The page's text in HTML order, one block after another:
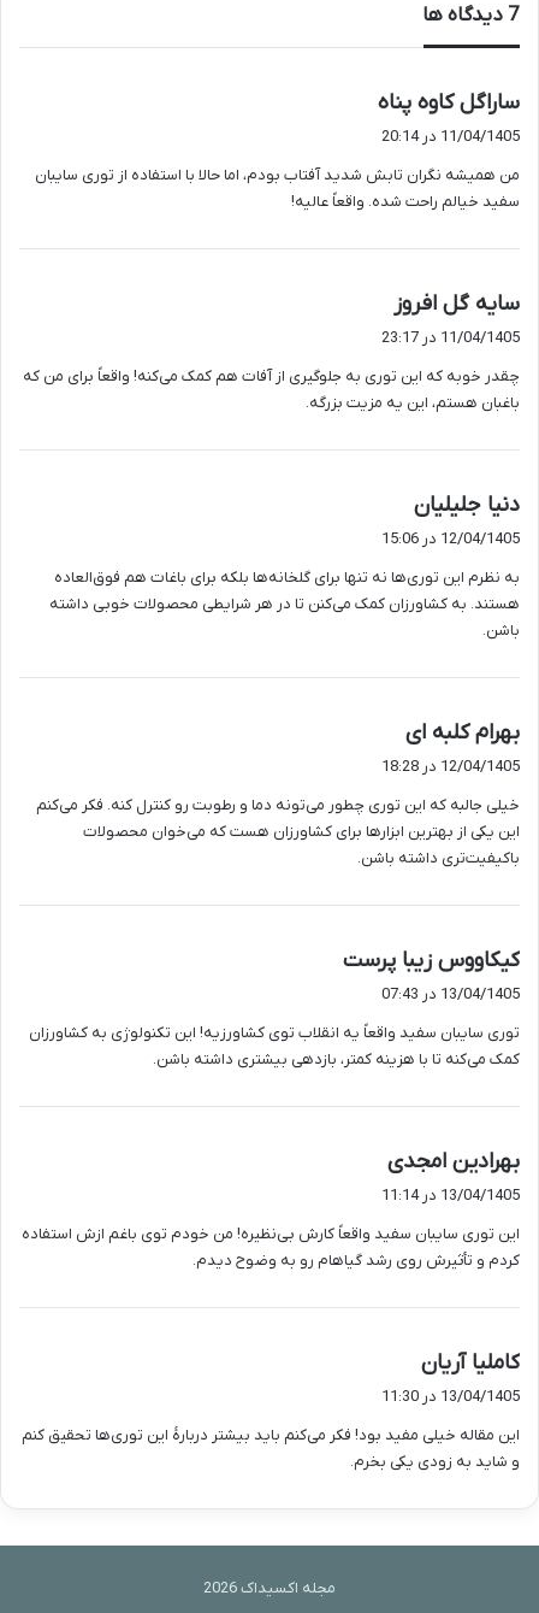
‫7 دیدگاه ها
ساراگل کاوه پناه
:
11/04/1405 در 20:14
من همیشه نگران تابش شدید آفتاب بودم، اما حالا با استفاده از توری سایبان
سفید خیالم راحت شده. واقعاً عالیه!
سایه گل افروز
ف
:
11/04/1405 در 23:17
چقدر خوبه که این توری به جلوگیری از آفات هم کمک می‌کنه! واقعاً برای من که
باغبان هستم، این یه مزیت بزرگه.
دنیا جلیلیان
ف
:
12/04/1405 در 15:06
به نظرم این توری‌ها نه تنها برای گلخانه‌ها بلکه برای باغات هم فوق‌العاده
هستند. به کشاورزان کمک می‌کنن تا در هر شرایطی محصولات خوبی داشته
باشن.
بهرام کلبه ای
ف
12/04/1405 در 18:28
خیلی جالبه که این توری چطور می‌تونه دما و رطوبت رو کنترل کنه. فکر می‌کنم
این یکی از بهترین ابزارها برای کشاورزان هست که می‌خوان محصولات
باکیفیت‌تری داشته باشن.
کیکاووس زیبا پرست
13/04/1405 در 07:43
توری سایبان سفید واقعاً یه انقلاب توی کشاورزیه! این تکنولوژی به کشاورزان
کمک می‌کنه تا با هزینه کمتر، بازدهی بیشتری داشته باشن.
بهرادین امجدی
ف
:
13/04/1405 در 11:14
این توری سایبان سفید واقعاً کارش بی‌نظیره! من خودم توی باغم ازش استفاده
کردم و تأثیرش روی رشد گیاهام رو به وضوح دیدم.
کاملیا آریان
ف
13/04/1405 در 11:30
این مقاله خیلی مفید بود! فکر می‌کنم باید بیشتر دربارهٔ این توری‌ها تحقیق کنم
و شاید به زودی یکی بخرم.
مجله اکسیداک 2026